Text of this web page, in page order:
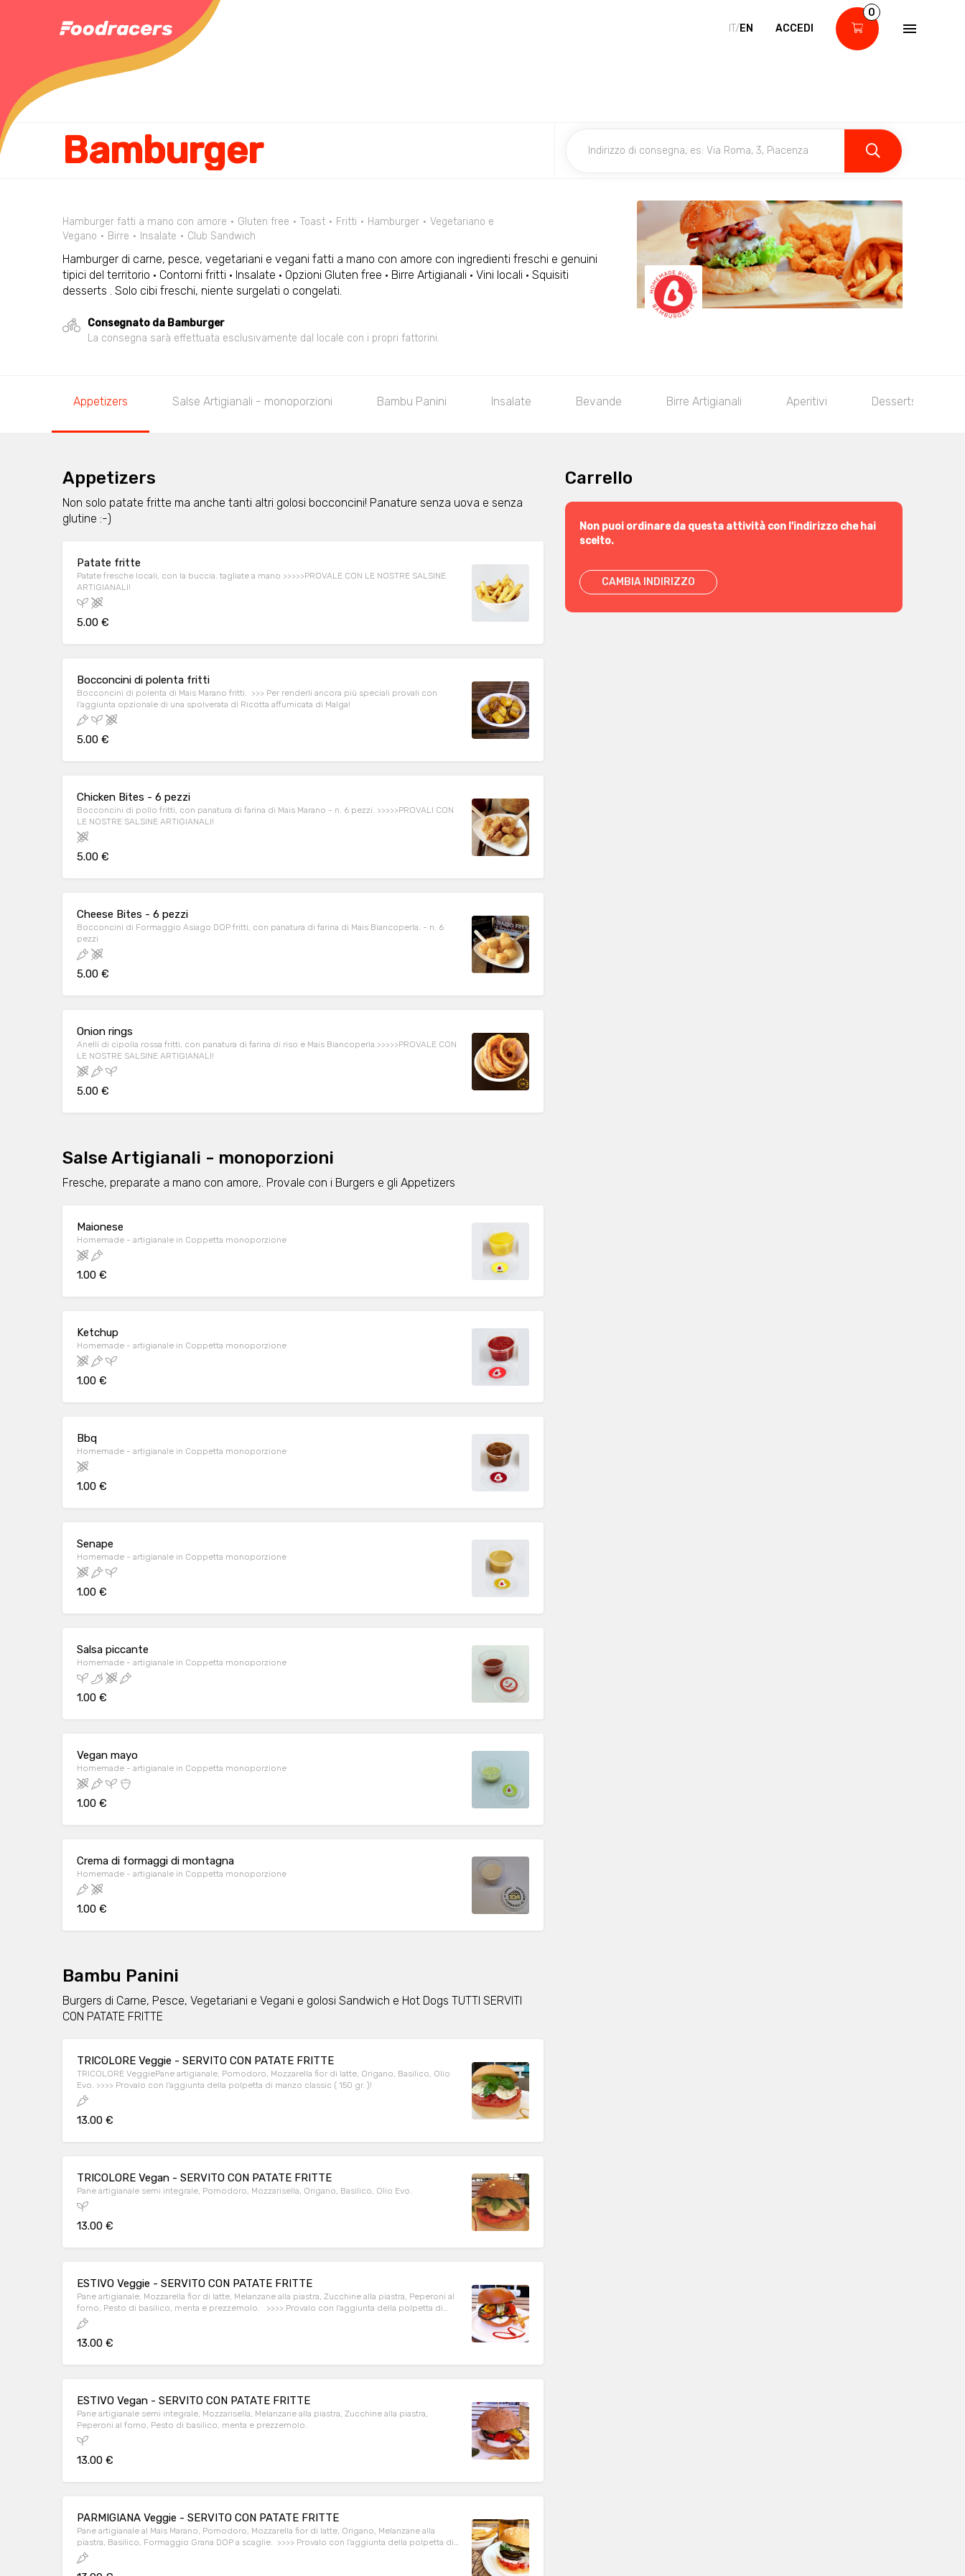
IT/EN ACCEDI
0
Bamburger
Hamburger fatti a mano con amore Gluten free Toast Fritti Hamburger
Vegetariano e
Vegano
Birre Insalate Club Sandwich
Hamburger di carne, pesce, vegetariani e vegani fatti a mano con amore con ingredienti freschi e genuini
tipici del territorio · Contorni fritti · Insalate · Opzioni Gluten free · Birre Artigianali · Vini locali · Squisiti
desserts . Solo cibi freschi, niente surgelati o congelati.
Consegnato da Bamburger
La consegna sarà effettuata esclusivamente dal locale con i propri fattorini.
Appetizers Salse Artigianali - monoporzioni Bambu Panini Insalate Bevande Birre Artigianali Aperitivi Desserts
Appetizers
Non solo patate fritte ma anche tanti altri golosi bocconcini! Panature senza uova e senza
glutine :-)
Patate fritte
Patate fresche locali, con la buccia. tagliate a mano >>>>>PROVALE CON LE NOSTRE SALSINE
ARTIGIANALI!
5.00 €
Bocconcini di polenta fritti
Bocconcini di polenta di Mais Marano fritti. >>> Per renderli ancora più speciali provali con
l'aggiunta opzionale di una spolverata di Ricotta affumicata di Malga!
5.00 €
Chicken Bites - 6 pezzi
Bocconcini di pollo fritti, con panatura di farina di Mais Marano - n. 6 pezzi. >>>>>PROVALI CON
LE NOSTRE SALSINE ARTIGIANALI!
5.00 €
Cheese Bites - 6 pezzi
Bocconcini di Formaggio Asiago DOP fritti, con panatura di farina di Mais Biancoperla. - n. 6
pezzi
5.00 €
Onion rings
Anelli di cipolla rossa fritti, con panatura di farina di riso e Mais Biancoperla.>>>>>PROVALE CON
LE NOSTRE SALSINE ARTIGIANALI!
5.00 €
Salse Artigianali - monoporzioni
Fresche, preparate a mano con amore,. Provale con i Burgers e gli Appetizers
Maionese
Homemade - artigianale in Coppetta monoporzione
1.00 €
Ketchup
Homemade - artigianale in Coppetta monoporzione
1.00 €
Bbq
Homemade - artigianale in Coppetta monoporzione
1.00 €
Senape
Homemade - artigianale in Coppetta monoporzione
1.00 €
Salsa piccante
Homemade - artigianale in Coppetta monoporzione
1.00 €
Vegan mayo
Homemade - artigianale in Coppetta monoporzione
1.00 €
Crema di formaggi di montagna
Homemade - artigianale in Coppetta monoporzione
1.00 €
Bambu Panini
Burgers di Carne, Pesce, Vegetariani e Vegani e golosi Sandwich e Hot Dogs TUTTI SERVITI
CON PATATE FRITTE
TRICOLORE Veggie - SERVITO CON PATATE FRITTE
TRICOLORE VeggiePane artigianale, Pomodoro, Mozzarella fior di latte, Origano, Basilico, Olio
Evo. >>>> Provalo con l'aggiunta della polpetta di manzo classic ( 150 gr. )!
13.00 €
TRICOLORE Vegan - SERVITO CON PATATE FRITTE
Pane artigianale semi integrale, Pomodoro, Mozzarisella, Origano, Basilico, Olio Evo.
13.00 €
ESTIVO Veggie - SERVITO CON PATATE FRITTE
Pane artigianale, Mozzarella fior di latte, Melanzane alla piastra, Zucchine alla piastra, Peperoni al
forno, Pesto di basilico, menta e prezzemolo. >>>> Provalo con l'aggiunta della polpetta di
manzo classic ( 150 gr. )!
13.00 €
ESTIVO Vegan - SERVITO CON PATATE FRITTE
Pane artigianale semi integrale, Mozzarisella, Melanzane alla piastra, Zucchine alla piastra,
Peperoni al forno, Pesto di basilico, menta e prezzemolo.
13.00 €
PARMIGIANA Veggie - SERVITO CON PATATE FRITTE
Pane artigianale al Mais Marano, Pomodoro, Mozzarella fior di latte, Origano, Melanzane alla
piastra, Basilico, Formaggio Grana DOP a scaglie. >>>> Provalo con l'aggiunta della polpetta di
manzo classic ( 150 gr. )!
Carrello
Non puoi ordinare da questa attività con l'indirizzo che hai
scelto.
CAMBIA INDIRIZZO